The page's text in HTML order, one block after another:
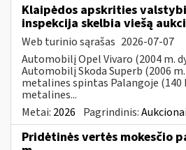
Klaipėdos apskrities
inspekcija skelbia viešą
Web turinio sąrašas 2026-07-07
Automobilį Opel Vivaro (2004 m.
Automobilį Skoda Superb (2006
metalines spintas Palangoje (140
metalines...
Metai: 2026 Pagrindinis:
Pridėtinės vertės mokesčio